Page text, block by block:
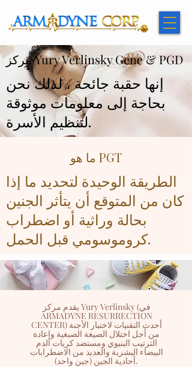
مركز Yury Verlinsky Gene & PGD
إنها حقبة جائحة ، لذلك نحن
بحاجة إلى معلومات موثوقة
لتنظيم الأسرة.
ما هو PGT
الطريقة الوحيدة لتحديد ما إذا
كان من المتوقع أن يتأثر الجنين
بحالة وراثية أو اضطراب
كروموسومي قبل الحمل.
يقدم مركز Yury Verlinsky (في
ARMADYNE RESURRECTION
CENTER) أحدث التقنيات لاختبار الأجنة
من أجل اختلال الصيغة الصبغية وإعادة
الترتيب البنيوي ومستضد كريات الدم
البيضاء البشرية والعديد من الاضطرابات
أحادية الجين (جين واحد).